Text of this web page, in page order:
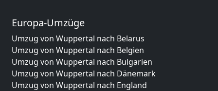
Europa-Umzüge
Umzug von Wuppertal nach Belarus
Umzug von Wuppertal nach Belgien
Umzug von Wuppertal nach Bulgarien
Umzug von Wuppertal nach Dänemark
Umzug von Wuppertal nach England